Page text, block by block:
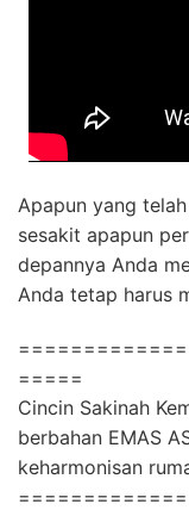
Apapun yang
sesakit apapun
depannya Anda
Anda tetap harus
=====
Cincin Sakinah
berbahan EMAS
keharmonisan